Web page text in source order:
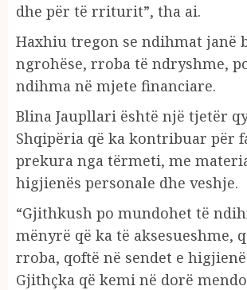
dhe për të rriturit”, tha ai.
Haxhiu tregon se ndihmat janë
ngrohëse, rroba të ndryshme,
ndihma në mjete financiare.
Blina Jaupllari është një tjetër
Shqipëria që ka kontribuar për
prekura nga tërmeti, me
higjienës personale dhe veshje.
“Gjithkush po mundohet të
mënyrë që ka të aksesueshme,
rroba, qoftë në sendet e
Gjithçka që kemi në dorë